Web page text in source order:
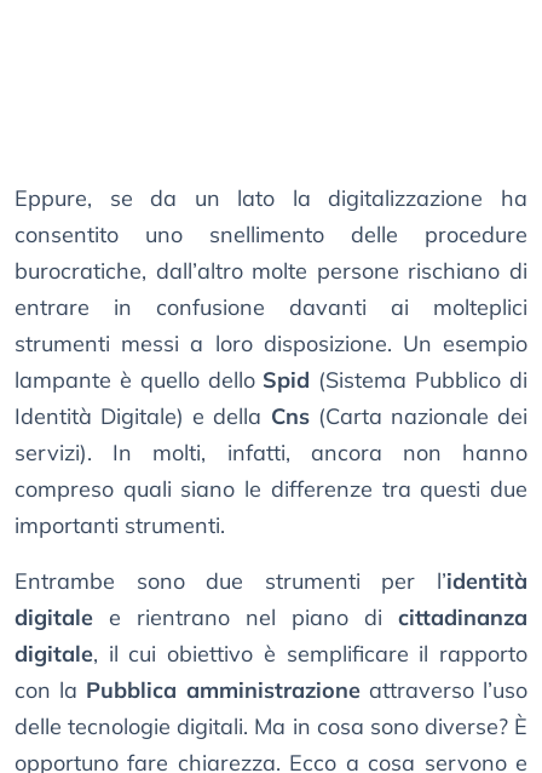
Eppure, se da un lato la digitalizzazione ha
consentito uno snellimento delle procedure
burocratiche, dall’altro molte persone rischiano di
entrare in confusione davanti ai molteplici
strumenti messi a loro disposizione. Un esempio
lampante è quello dello Spid (Sistema Pubblico di
Identità Digitale) e della Cns(Carta nazionale dei
servizi). In molti, infatti, ancora non hanno
compreso quali siano le differenze tra questi due
importanti strumenti.
Entrambe sono due strumenti per l’identità
digitale e rientrano nel piano di cittadinanza
digitale, il cui obiettivo è semplificare il rapporto
con la Pubblica amministrazioneattraverso l’uso
delle tecnologie digitali. Ma in cosa sono diverse? È
opportuno fare chiarezza. Ecco a cosa servono e